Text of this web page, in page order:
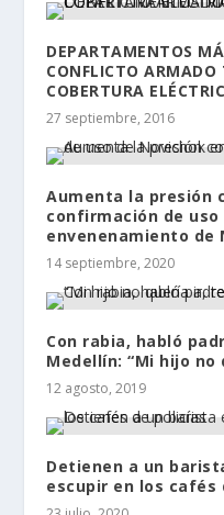
DEPARTAMENTOS
CONFLICTO ARMADO
COBERTURA
27 septiembre, 2016
Aumenta la presión
confirmación de uso
envenenamiento de
14 septiembre, 2020
Con rabia, habló
Medellín: “Mi hijo
12 agosto, 2019
Detienen a un
escupir en los cafés